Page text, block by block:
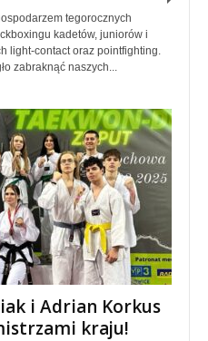
tegorocznych
kadetów, juniorów i
light-contact oraz pointfighting.
zabraknąć naszych...
i Adrian Korkus
kraju!